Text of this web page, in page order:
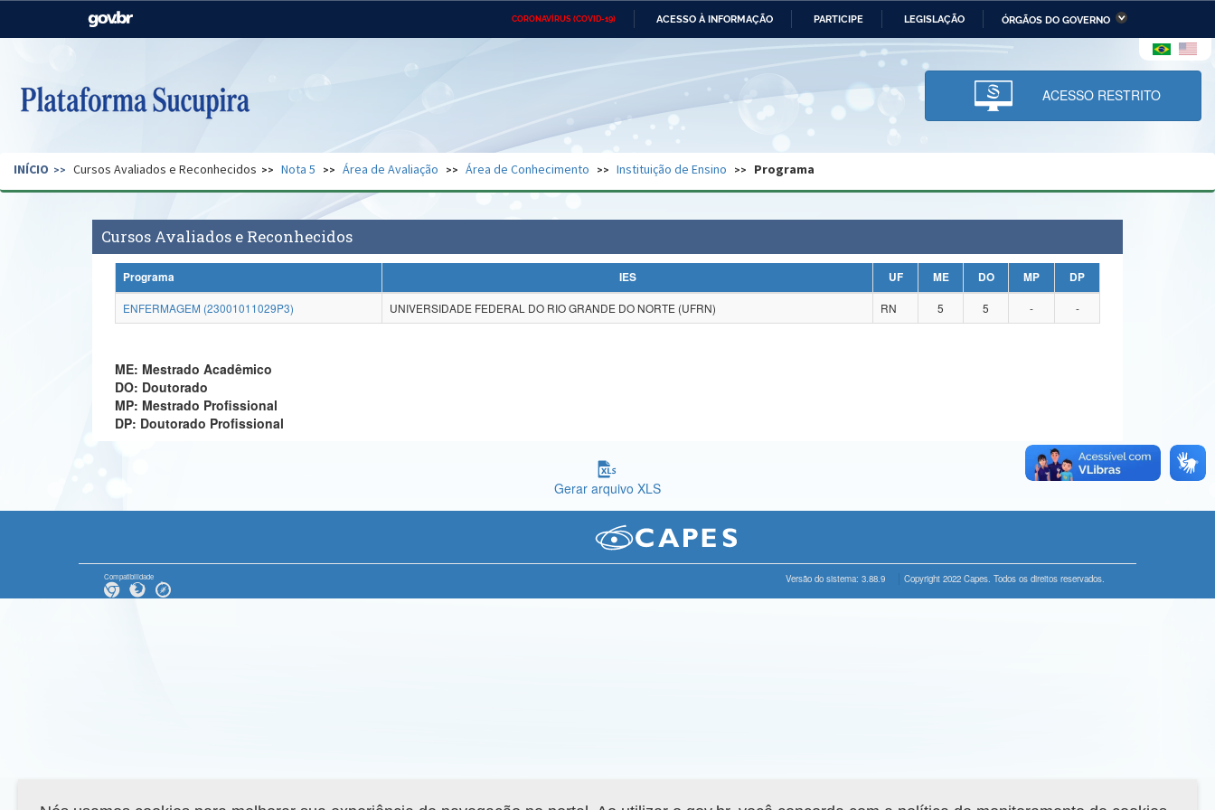
CORONAVÍRUS (COVID-19) ACESSO À INFORMAÇÃO PARTICIPE LEGISLAÇÃO ÓRGÃOS DO GOVERNO
Casa Civil Ministério das Relações Ministério da Economia Ministério da Infraestrutura
Pecuária e Abastecimento
Ministério da Ciência,
Tecnologia, Inovações e
Comunicações
Ministério do Desenvolvimento
Regional e dos Direitos Humanos
Secretaria de Governo Gabinete de Segurança Advocacia-Geral da União Banco Central do Brasil Planalto
ACESSO RESTRITO
INÍCIO Cursos Avaliados e Reconhecidos Nota 5 Área de Avaliação Área de Conhecimento Instituição de Ensino Programa
Cursos Avaliados e Reconhecidos
Programa IES UF ME DO MP
DP
ENFERMAGEM (23001011029P3)
UNIVERSIDADE FEDERAL DO RIO GRANDE DO NORTE (UFRN) RN 5 5 - -
ME: Mestrado Acadêmico
DO: Doutorado
MP: Mestrado Profissional
DP: Doutorado Profissional
Gerar arquivo XLS
Compatibilidade Versão do sistema: 3.88.9 Copyright 2022 Capes. Todos os direitos reservados.